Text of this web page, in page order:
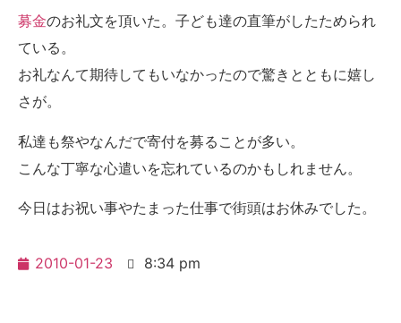
募金のお礼文を頂いた。子ども達の直筆がしたためられ
ている。
お礼なんて期待してもいなかったので驚きとともに嬉し
さが。
私達も祭やなんだで寄付を募ることが多い。
こんな丁寧な心遣いを忘れているのかもしれません。
今日はお祝い事やたまった仕事で街頭はお休みでした。
2010-01-23 8:34 pm